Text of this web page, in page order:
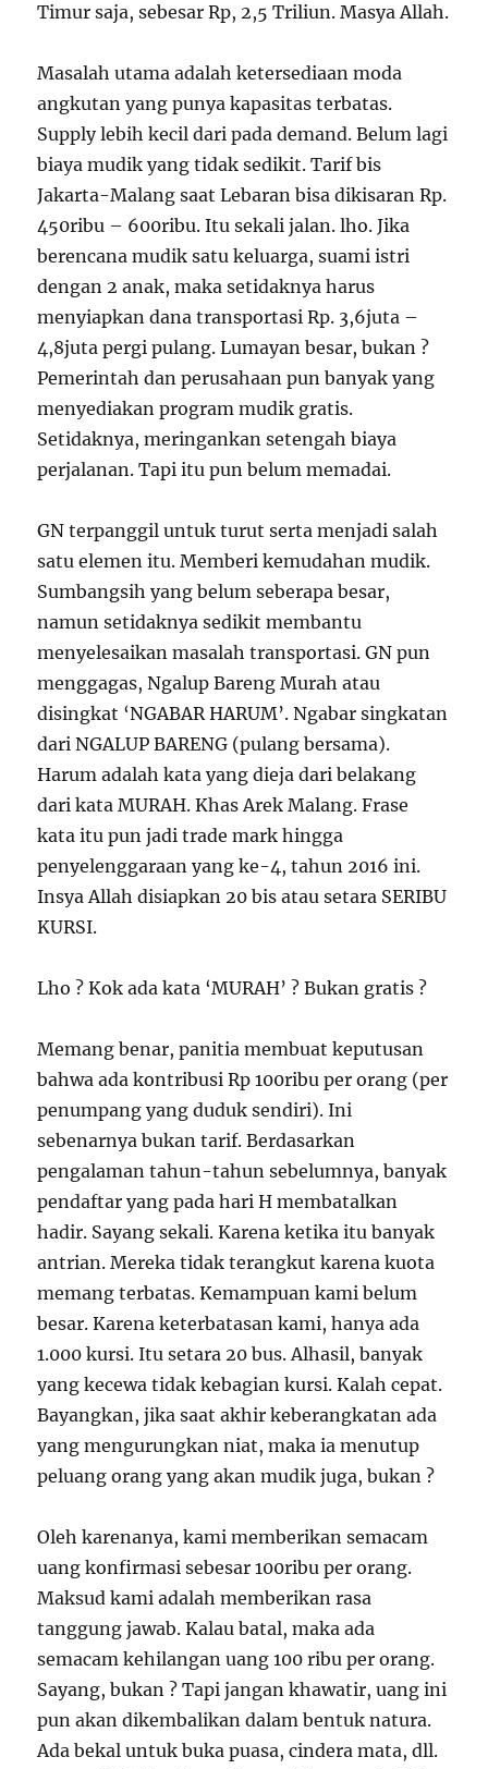
Timur saja, sebesar Rp, 2,5 Triliun. Masya Allah.
Masalah utama adalah ketersediaan moda
angkutan yang punya kapasitas terbatas.
Supply lebih kecil dari pada demand. Belum lagi
biaya mudik yang tidak sedikit. Tarif bis
Jakarta-Malang saat Lebaran bisa dikisaran Rp.
450ribu – 600ribu. Itu sekali jalan. lho. Jika
berencana mudik satu keluarga, suami istri
dengan 2 anak, maka setidaknya harus
menyiapkan dana transportasi Rp. 3,6juta –
4,8juta pergi pulang. Lumayan besar, bukan ?
Pemerintah dan perusahaan pun banyak yang
menyediakan program mudik gratis.
Setidaknya, meringankan setengah biaya
perjalanan. Tapi itu pun belum memadai.
GN terpanggil untuk turut serta menjadi salah
satu elemen itu. Memberi kemudahan mudik.
Sumbangsih yang belum seberapa besar,
namun setidaknya sedikit membantu
menyelesaikan masalah transportasi. GN pun
menggagas, Ngalup Bareng Murah atau
disingkat ‘NGABAR HARUM’. Ngabar singkatan
dari NGALUP BARENG (pulang bersama).
Harum adalah kata yang dieja dari belakang
dari kata MURAH. Khas Arek Malang. Frase
kata itu pun jadi trade mark hingga
penyelenggaraan yang ke-4, tahun 2016 ini.
Insya Allah disiapkan 20 bis atau setara SERIBU
KURSI.
Lho ? Kok ada kata ‘MURAH’ ? Bukan gratis ?
Memang benar, panitia membuat keputusan
bahwa ada kontribusi Rp 100ribu per orang (per
penumpang yang duduk sendiri). Ini
sebenarnya bukan tarif. Berdasarkan
pengalaman tahun-tahun sebelumnya, banyak
pendaftar yang pada hari H membatalkan
hadir. Sayang sekali. Karena ketika itu banyak
antrian. Mereka tidak terangkut karena kuota
memang terbatas. Kemampuan kami belum
besar. Karena keterbatasan kami, hanya ada
1.000 kursi. Itu setara 20 bus. Alhasil, banyak
yang kecewa tidak kebagian kursi. Kalah cepat.
Bayangkan, jika saat akhir keberangkatan ada
yang mengurungkan niat, maka ia menutup
peluang orang yang akan mudik juga, bukan ?
Oleh karenanya, kami memberikan semacam
uang konfirmasi sebesar 100ribu per orang.
Maksud kami adalah memberikan rasa
tanggung jawab. Kalau batal, maka ada
semacam kehilangan uang 100 ribu per orang.
Sayang, bukan ? Tapi jangan khawatir, uang ini
pun akan dikembalikan dalam bentuk natura.
Ada bekal untuk buka puasa, cindera mata, dll.